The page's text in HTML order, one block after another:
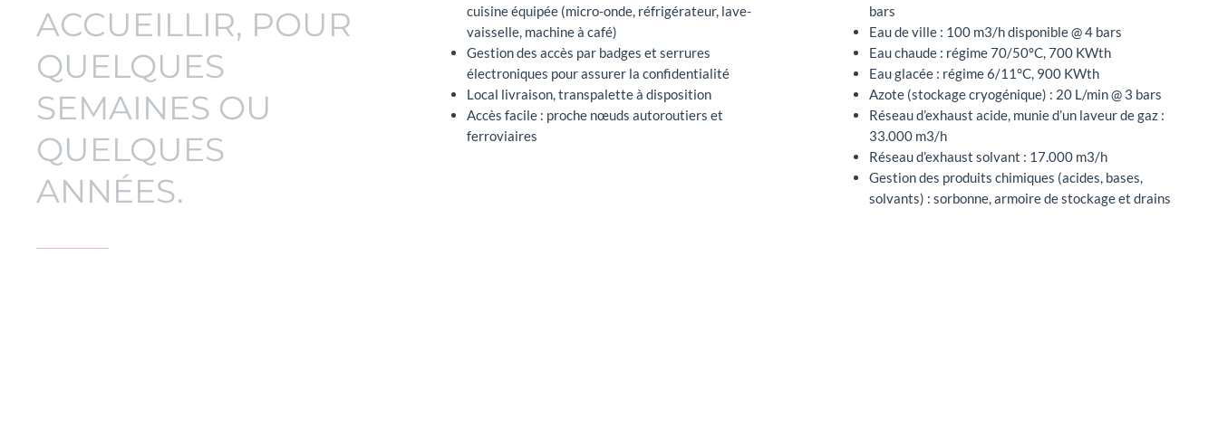
ACCUEILLIR, POUR
QUELQUES
SEMAINES OU
QUELQUES
ANNÉES.
cuisine équipée (micro-onde, réfrigérateur, lave-
vaisselle, machine à café)
Gestion des accès par badges et serrures
électroniques pour assurer la confidentialité
Local livraison, transpalette à disposition
Accès facile : proche nœuds autoroutiers et
ferroviaires
bars
Eau de ville : 100 m3/h disponible @ 4 bars
Eau chaude : régime 70/50°C, 700 KWth
Eau glacée : régime 6/11°C, 900 KWth
Azote (stockage cryogénique) : 20 L/min @ 3 bars
Réseau d’exhaust acide, munie d’un laveur de gaz :
33.000 m3/h
Réseau d’exhaust solvant : 17.000 m3/h
Gestion des produits chimiques (acides, bases,
solvants) : sorbonne, armoire de stockage et drains